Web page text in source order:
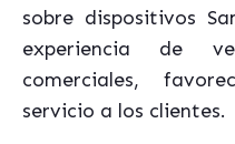
sobre dispositivos
experiencia de
comerciales,
servicio a los clientes.